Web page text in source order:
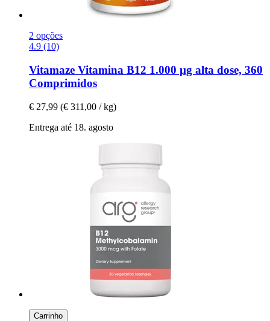
2 opções
4.9 (10)
Vitamaze Vitamina B12 1.000 µg alta dose, 360
Comprimidos
€ 27,99 (€ 311,00 / kg)
Entrega até 18. agosto
Carrinho